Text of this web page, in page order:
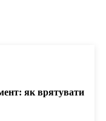
як врятувати